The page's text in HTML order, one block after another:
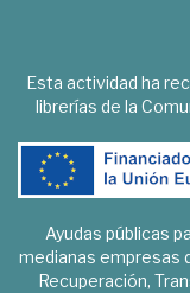
Esta actividad ha
librerías de la
Ayudas públicas
medianas empresas
Recuperación,